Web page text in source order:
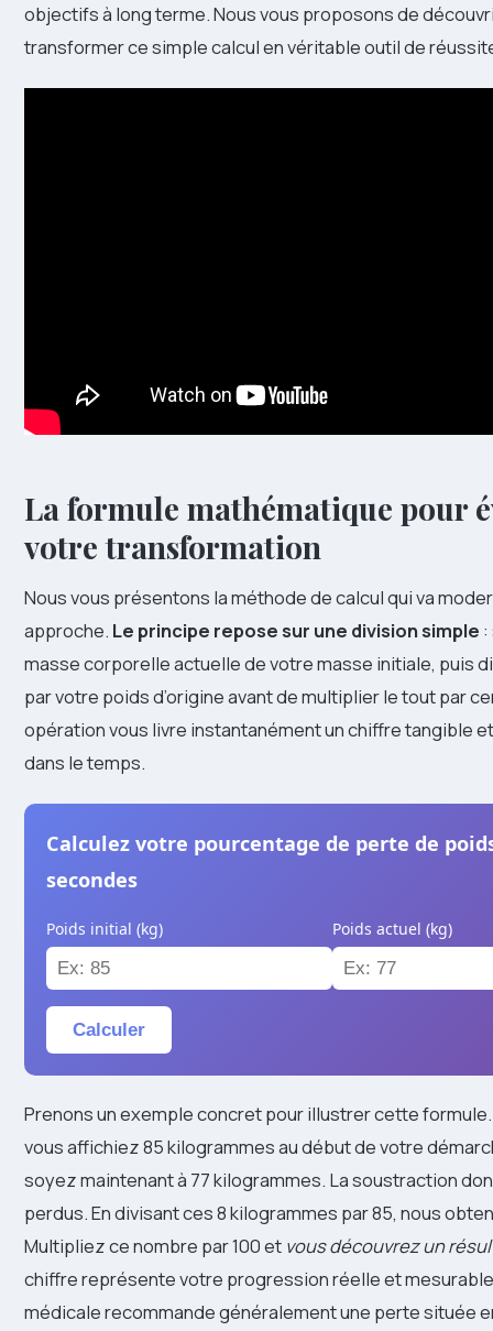
objectifs à long terme. Nous vous proposons de
transformer ce simple calcul en véritable outil de
La formule mathématique pour
votre transformation
Nous vous présentons la méthode de calcul qui va
approche. Le principe repose sur une division simple
masse corporelle actuelle de votre masse initiale, puis
par votre poids d’origine avant de multiplier le tout par
opération vous livre instantanément un chiffre tangible
dans le temps.
Calculez votre pourcentage de perte de
secondes
Poids initial (kg) Poids actuel (kg)
Calculer
Prenons un exemple concret pour illustrer cette
vous affichiez 85 kilogrammes au début de votre
soyez maintenant à 77 kilogrammes. La soustraction
perdus. En divisant ces 8 kilogrammes par 85, nous
Multipliez ce nombre par 100 et vous découvrez un
chiffre représente votre progression réelle et
médicale recommande généralement une perte située